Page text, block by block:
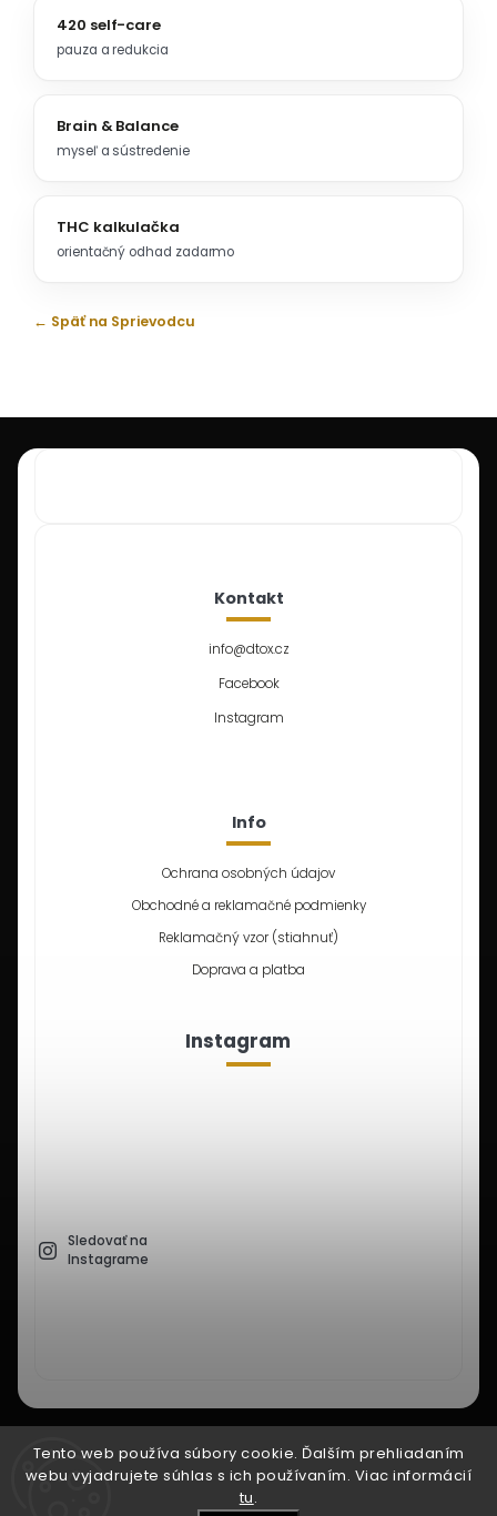
Tento web používa súbory cookie. Ďalším prehliadaním
webu vyjadrujete súhlas s ich používaním. Viac informácií
tu.
420 self-care
pauza a redukcia
Brain & Balance
myseľ a sústredenie
THC kalkulačka
orientačný odhad zadarmo
← Späť na Sprievodcu
Kontakt
info@dtox.cz
Facebook
Instagram
Info
Ochrana osobných údajov
Obchodné a reklamačné podmienky
Reklamačný vzor (stiahnuť)
Doprava a platba
Instagram
Sledovať na
Instagrame
Instagram